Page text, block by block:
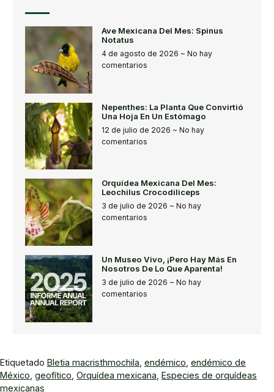
Ave Mexicana Del Mes: Spinus
Notatus
4 de agosto de 2026
No hay
comentarios
Nepenthes: La Planta Que Convirtió
Una Hoja En Un Estómago
12 de julio de 2026
No hay
comentarios
Orquídea Mexicana Del Mes:
Leochilus Crocodiliceps
3 de julio de 2026
No hay
comentarios
Un Museo Vivo, ¡pero Hay Más En
Nosotros De Lo Que Aparenta!
3 de julio de 2026
No hay
comentarios
Etiquetado Bletia macristhmochila endémico endémico de
México geofítico Orquídea mexicana Especies de orquídeas
mexicanas